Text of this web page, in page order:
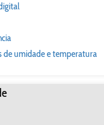
de umidade e temperatura